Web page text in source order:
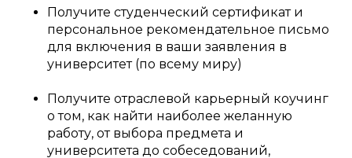
Получите студенческий сертификат и
персональное рекомендательное письмо
для включения в ваши заявления в
университет (по всему миру)
Получите отраслевой карьерный коучинг
о том, как найти наиболее желанную
работу, от выбора предмета и
университета до собеседований,